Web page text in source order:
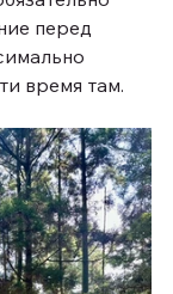
перед
время там.